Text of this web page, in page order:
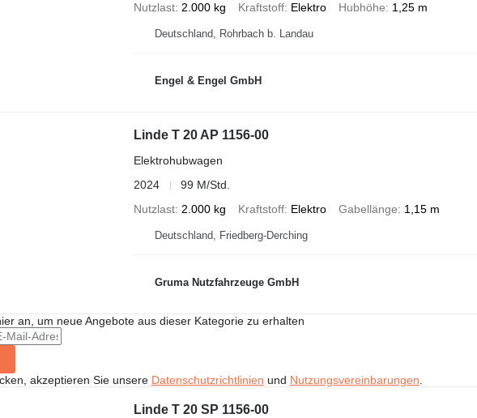
Nutzlast 2.000 kg Kraftstoff Elektro Hubhöhe 1,25 m
Deutschland, Rohrbach b. Landau
Engel & Engel GmbH
Linde T 20 AP 1156-00
Elektrohubwagen
2024
99 M/Std.
Nutzlast 2.000 kg Kraftstoff Elektro Gabellänge 1,15 m
Deutschland, Friedberg-Derching
Gruma Nutzfahrzeuge GmbH
an, um neue Angebote aus dieser Kategorie zu erhalten
akzeptieren Sie unsere Datenschutzrichtlinien und Nutzungsvereinbarungen
Linde T 20 SP 1156-00